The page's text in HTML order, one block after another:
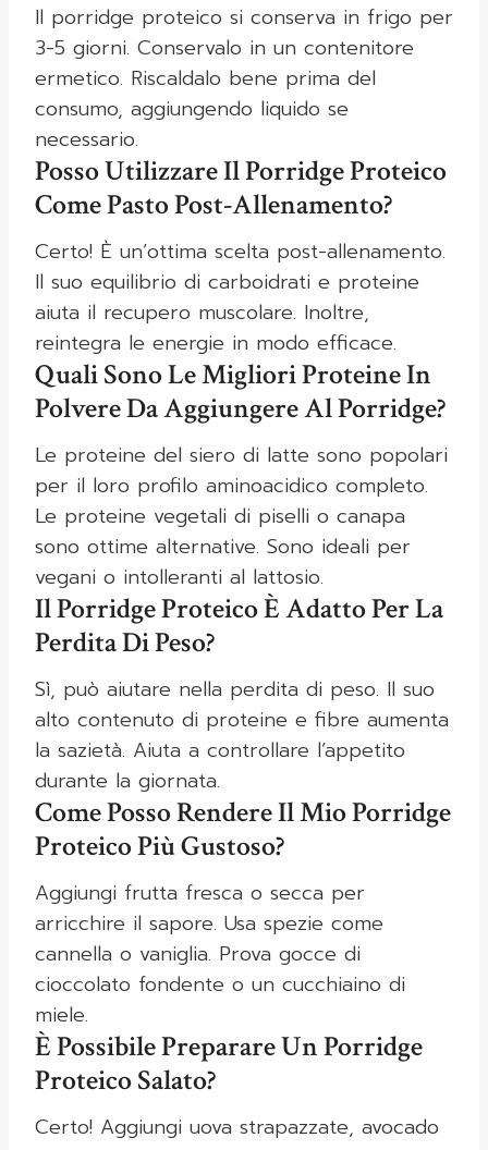
Il porridge proteico si conserva in frigo per
3-5 giorni. Conservalo in un contenitore
ermetico. Riscaldalo bene prima del
consumo, aggiungendo liquido se
necessario.
Posso Utilizzare Il Porridge Proteico
Come Pasto Post-Allenamento?
Certo! È un’ottima scelta post-allenamento.
Il suo equilibrio di carboidrati e proteine
aiuta il recupero muscolare. Inoltre,
reintegra le energie in modo efficace.
Quali Sono Le Migliori Proteine In
Polvere Da Aggiungere Al Porridge?
Le proteine del siero di latte sono popolari
per il loro profilo aminoacidico completo.
Le proteine vegetali di piselli o canapa
sono ottime alternative. Sono ideali per
vegani o intolleranti al lattosio.
Il Porridge Proteico È Adatto Per La
Perdita Di Peso?
Sì, può aiutare nella perdita di peso. Il suo
alto contenuto di proteine e fibre aumenta
la sazietà. Aiuta a controllare l’appetito
durante la giornata.
Come Posso Rendere Il Mio Porridge
Proteico Più Gustoso?
Aggiungi frutta fresca o secca per
arricchire il sapore. Usa spezie come
cannella o vaniglia. Prova gocce di
cioccolato fondente o un cucchiaino di
miele.
È Possibile Preparare Un Porridge
Proteico Salato?
Certo! Aggiungi uova strapazzate, avocado